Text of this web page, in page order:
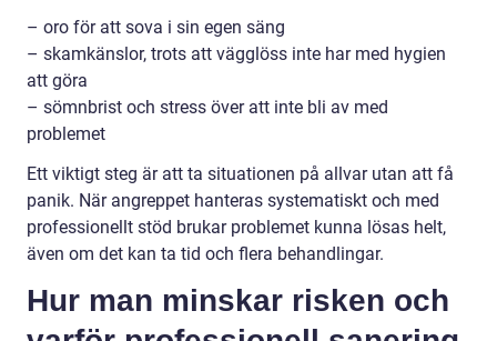
– oro för att sova i sin egen säng
– skamkänslor, trots att vägglöss inte har med hygien
att göra
– sömnbrist och stress över att inte bli av med
problemet
Ett viktigt steg är att ta situationen på allvar utan att få
panik. När angreppet hanteras systematiskt och med
professionellt stöd brukar problemet kunna lösas helt,
även om det kan ta tid och flera behandlingar.
Hur man minskar risken och